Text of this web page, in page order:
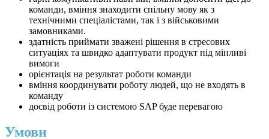
команди, вміння знаходити спільну мову як з
технічними спеціалістами, так і з військовими
замовниками.
здатність приймати зважені рішення в стресових
ситуаціях та швидко адаптувати продукт під мінливі
вимоги
орієнтація на результат роботи команди
вміння координувати роботу людей, що не входять в
команду
досвід роботи із системою SAP буде перевагою
Умови